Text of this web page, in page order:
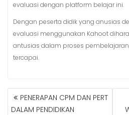
evaluasi dengan platform belajar ini.
Dengan peserta didik yang anusias
evaluasi menggunakan Kahoot
antusias dalam proses
tercapai.
NAVIGASI
POSPENERAPAN CPM DAN PERT
DALAM PENDIDIKAN